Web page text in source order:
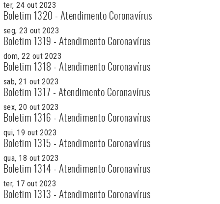
ter, 24 out 2023
Boletim 1320 - Atendimento Coronavírus
seg, 23 out 2023
Boletim 1319 - Atendimento Coronavírus
dom, 22 out 2023
Boletim 1318 - Atendimento Coronavírus
sab, 21 out 2023
Boletim 1317 - Atendimento Coronavírus
sex, 20 out 2023
Boletim 1316 - Atendimento Coronavírus
qui, 19 out 2023
Boletim 1315 - Atendimento Coronavírus
qua, 18 out 2023
Boletim 1314 - Atendimento Coronavírus
ter, 17 out 2023
Boletim 1313 - Atendimento Coronavírus